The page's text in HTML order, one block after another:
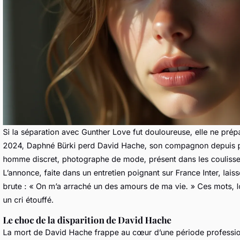
Si la séparation avec Gunther Love fut douloureuse, elle ne
2024, Daphné Bürki perd David Hache, son compagnon depuis
homme discret, photographe de mode, présent dans les
L’annonce, faite dans un entretien poignant sur France Inter,
brute : « On m’a arraché un des amours de ma vie. » Ces mots,
un cri étouffé.
Le choc de la disparition de David Hache
La mort de David Hache frappe au cœur d’une période